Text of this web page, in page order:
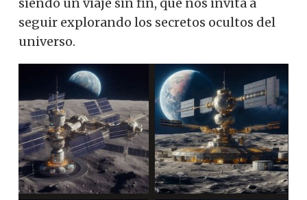
siendo un viaje sin fin, que nos invita a
seguir explorando los secretos ocultos del
universo.